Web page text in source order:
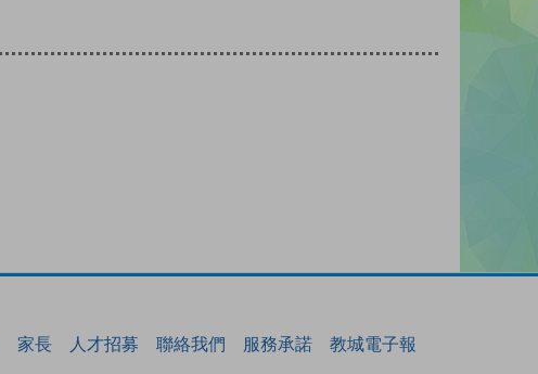
家長 人才招募 聯絡我們 服務承諾 教城電子報